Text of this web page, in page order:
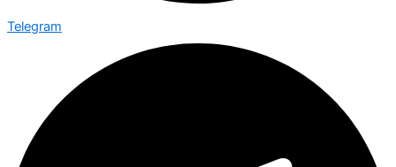
Telegram